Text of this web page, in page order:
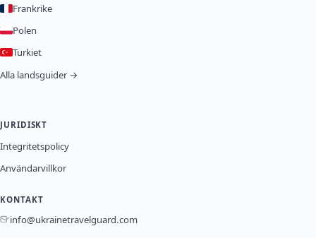
Frankrike
Polen
Turkiet
Alla landsguider →
JURIDISKT
Integritetspolicy
Användarvillkor
KONTAKT
info@ukrainetravelguard.com